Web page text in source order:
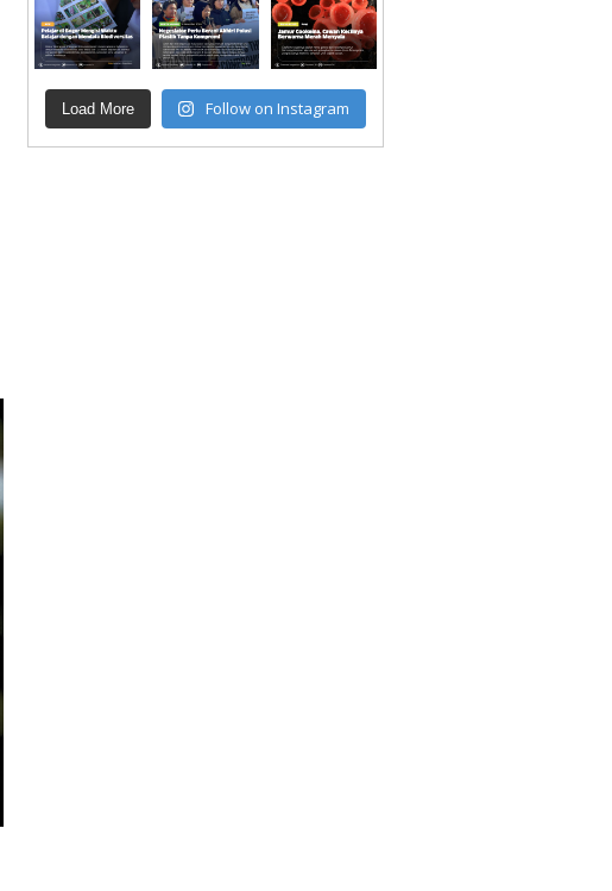
Load More Follow on Instagram